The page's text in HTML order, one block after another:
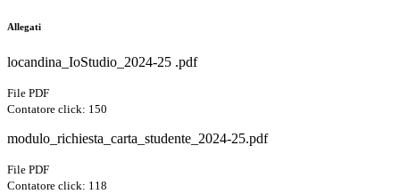
Allegati
locandina_IoStudio_2024-25 .pdf
File PDF
Contatore click: 150
modulo_richiesta_carta_studente_2024-25.pdf
File PDF
Contatore click: 118